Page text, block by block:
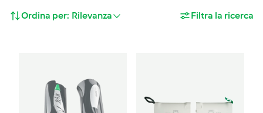
Ordina per: Rilevanza Filtra la ricerca